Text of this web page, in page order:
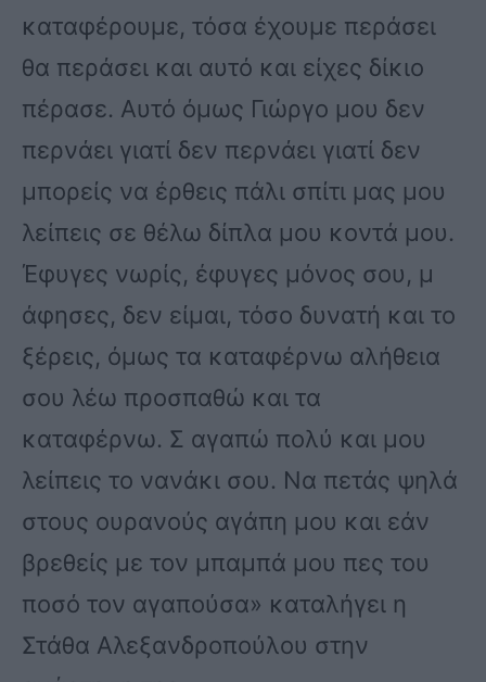
καταφέρουμε, τόσα έχουμε περάσει
θα περάσει και αυτό και είχες δίκιο
πέρασε. Αυτό όμως Γιώργο μου δεν
περνάει γιατί δεν περνάει γιατί δεν
μπορείς να έρθεις πάλι σπίτι μας μου
λείπεις σε θέλω δίπλα μου κοντά μου.
Έφυγες νωρίς, έφυγες μόνος σου, μ
άφησες, δεν είμαι, τόσο δυνατή και το
ξέρεις, όμως τα καταφέρνω αλήθεια
σου λέω προσπαθώ και τα
καταφέρνω. Σ αγαπώ πολύ και μου
λείπεις το νανάκι σου. Να πετάς ψηλά
στους ουρανούς αγάπη μου και εάν
βρεθείς με τον μπαμπά μου πες του
ποσό τον αγαπούσα» καταλήγει η
Στάθα Αλεξανδροπούλου στην